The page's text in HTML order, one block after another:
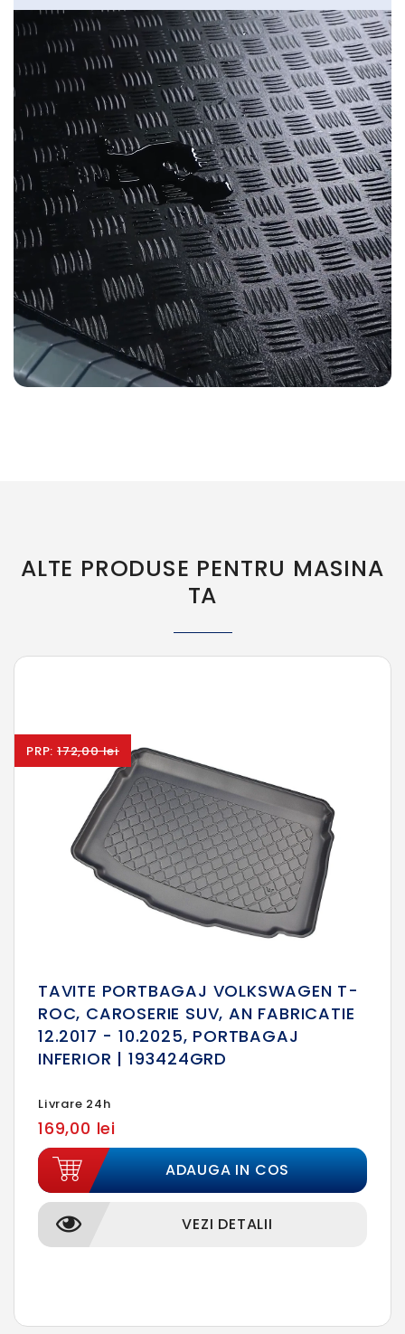
ALTE PRODUSE PENTRU MASINA
TA
PRP: 172,00 lei
TAVITE PORTBAGAJ VOLKSWAGEN T-
ROC, CAROSERIE SUV, AN FABRICATIE
12.2017 - 10.2025, PORTBAGAJ
INFERIOR | 193424GRD
Livrare 24h
169,00 lei
ADAUGA IN COS
VEZI DETALII